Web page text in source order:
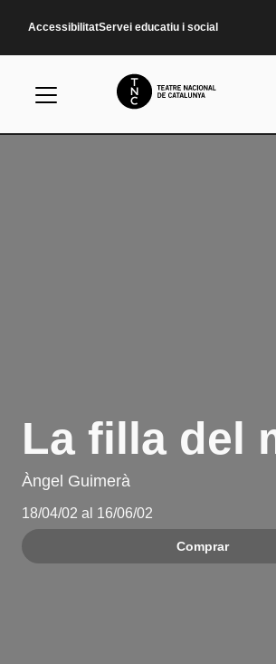
AccessibilitatServei educatiu i social
La filla del
Àngel Guimerà
18/04/02 al 16/06/02
Comprar